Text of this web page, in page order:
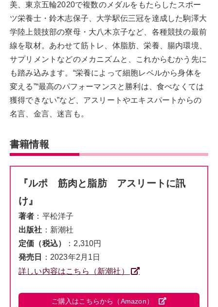
美、東京五輪2020で複数のメダルをもたらしたスポー
ツ栄養士・鈴木志保子、大学駅伝三冠を達成した駒澤大
学陸上競技部の寮母・大八木京子など、各種競技の最前
線を取材。あわせて筋トレ、体脂肪、栄養、腸内環境、
サプリメントなどのメカニズムと、これからむかう先に
も踏み込みます。“栄養によって細胞レベルから身体を
変える”“最高のパフォーマンスと勝利は、食べなくては
獲得できない”など、アスリートやエキスパートからの
名言、金言、迷言も。
書籍情報
『ルポ 筋肉と脂肪 アスリートに訊
け』
著者 ：平松洋子
出版社 ：新潮社
定価（税込）
：2,310円
発売日
：2023年2月1日
詳しい内容はこちら（新潮社）
ご購入はこちらから（Amazon）